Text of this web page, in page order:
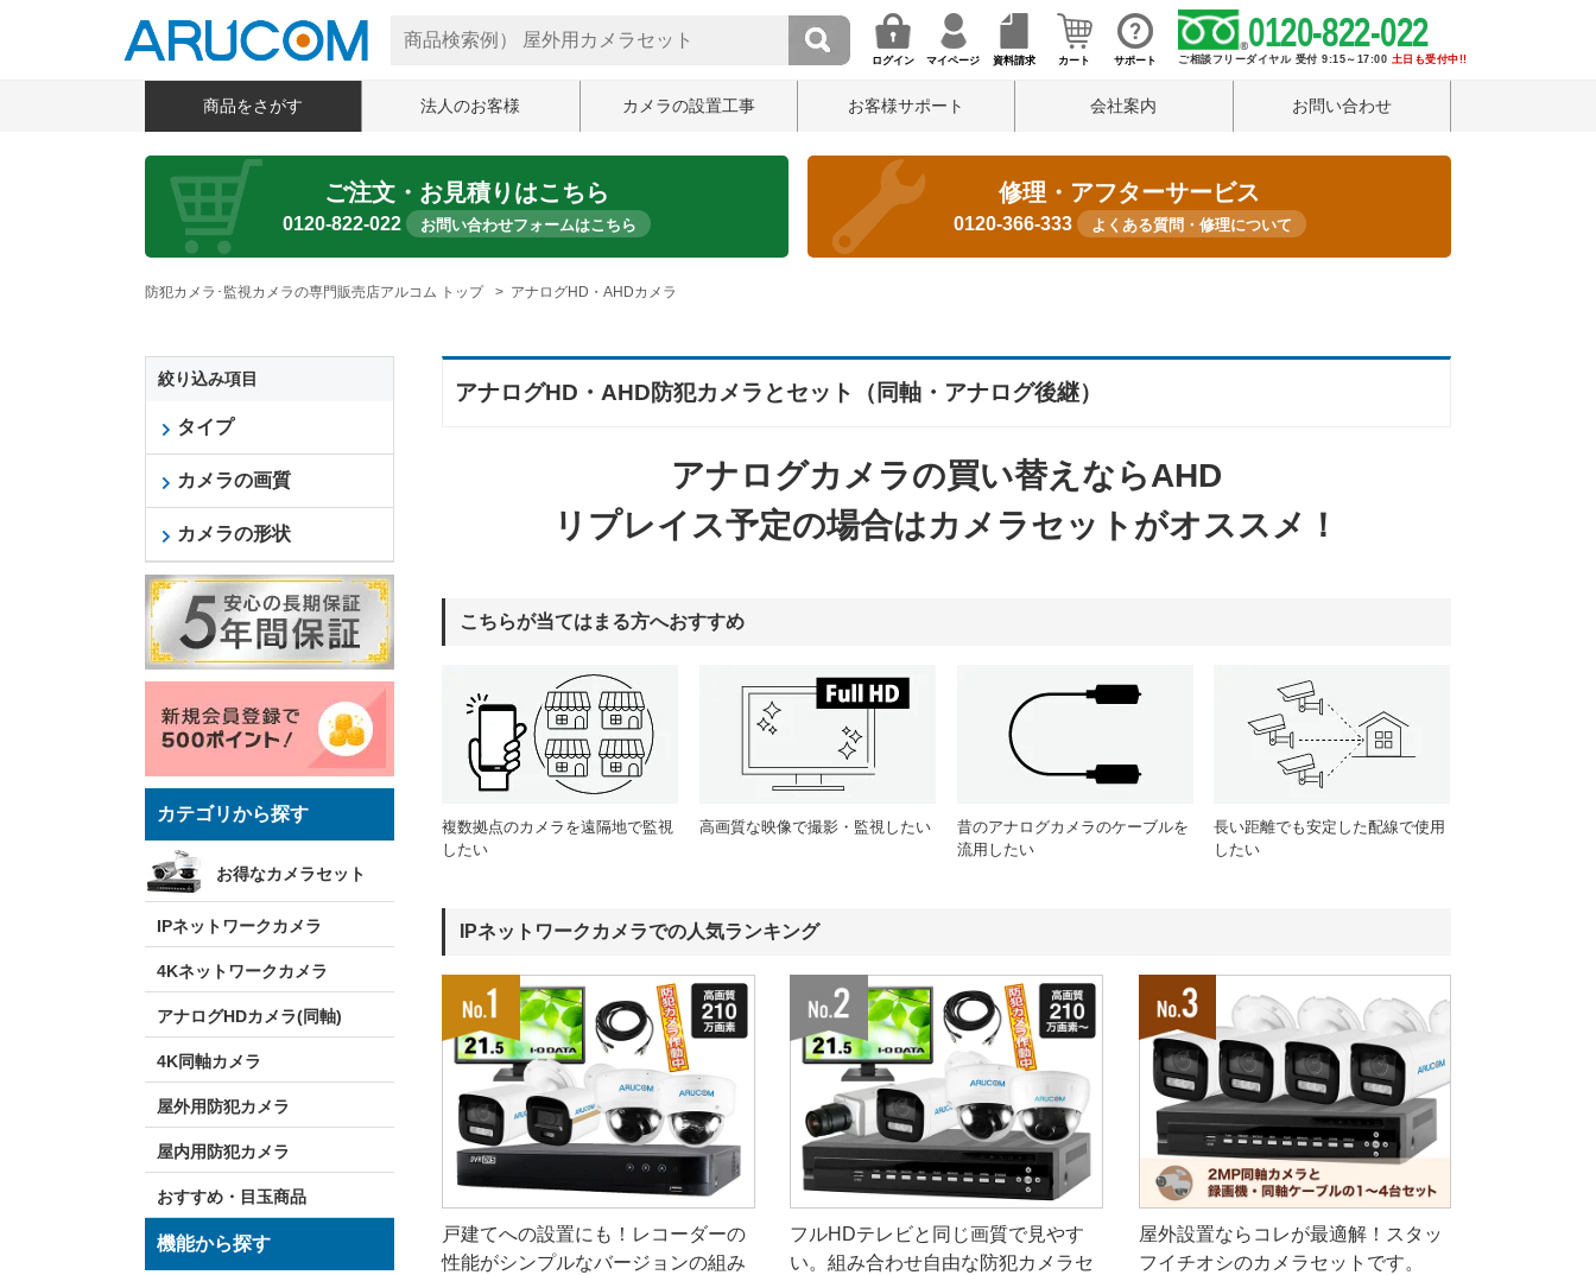
ログイン マイページ 資料請求 カート サポート
0120-822-022
ご相談フリーダイヤル 受付 9:15～17:00 土日も受付中!!
商品をさがす 法人のお客様 カメラの設置工事 お客様サポート 会社案内 お問い合わせ
ご注文・お見積りはこちら
0120-822-022 お問い合わせフォームはこちら
修理・アフターサービス
0120-366-333 よくある質問・修理について
防犯カメラ･監視カメラの専門販売店アルコム トップ アナログHD・AHDカメラ
絞り込み項目
タイプ
カメラの画質
カメラの形状
カテゴリから探す
お得なカメラセット
IPネットワークカメラ
4Kネットワークカメラ
アナログHDカメラ(同軸)
4K同軸カメラ
屋外用防犯カメラ
屋内用防犯カメラ
おすすめ・目玉商品
機能から探す
アナログHD・AHD防犯カメラとセット（同軸・アナログ後継）
アナログカメラの買い替えならAHD
リプレイス予定の場合はカメラセットがオススメ！
こちらが当てはまる方へおすすめ
複数拠点のカメラを遠隔地で監視
したい
高画質な映像で撮影・監視したい
昔のアナログカメラのケーブルを
流用したい
長い距離でも安定した配線で使用
したい
IPネットワークカメラでの人気ランキング
戸建てへの設置にも！レコーダーの
性能がシンプルなバージョンの組み
フルHDテレビと同じ画質で見やす
い。組み合わせ自由な防犯カメラセ
屋外設置ならコレが最適解！スタッ
フイチオシのカメラセットです。